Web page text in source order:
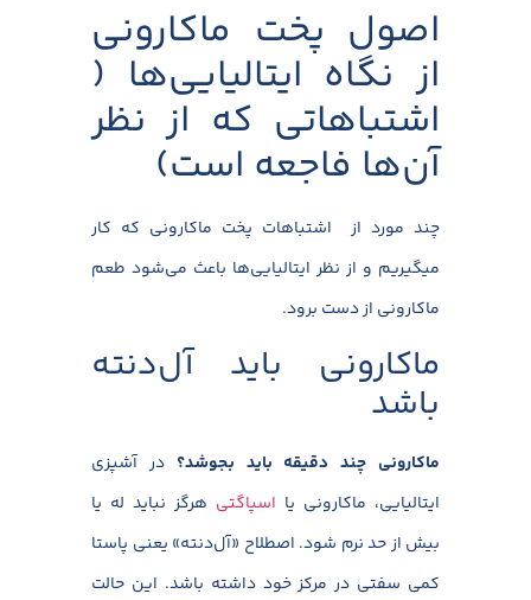
اصول پخت ماکارونی
از نگاه ایتالیایی‌ها (
اشتباهاتی که از نظر
آن‌ها فاجعه است)
چند مورد از اشتباهات پخت ماکارونی که کار
میگیریم و از نظر ایتالیایی‌ها باعث می‌شود طعم
ماکارونی از دست برود.
ماکارونی باید آل‌دنته
باشد
ماکارونی چند دقیقه باید بجوشد؟ در آشپزی
ایتالیایی، ماکارونی یا اسپاگتی هرگز نباید له یا
بیش از حد نرم شود. اصطلاح «آل‌دنته» یعنی پاستا
کمی سفتی در مرکز خود داشته باشد. این حالت